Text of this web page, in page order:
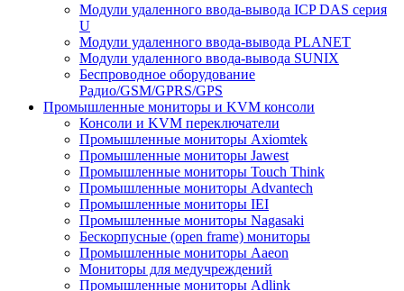
Модули удаленного ввода-вывода ICP DAS серия
U
Модули удаленного ввода-вывода PLANET
Модули удаленного ввода-вывода SUNIX
Беспроводное оборудование
Радио/GSM/GPRS/GPS
Промышленные мониторы и KVM консоли
Консоли и KVM переключатели
Промышленные мониторы Axiomtek
Промышленные мониторы Jawest
Промышленные мониторы Touch Think
Промышленные мониторы Advantech
Промышленные мониторы IEI
Промышленные мониторы Nagasaki
Бескорпусные (open frame) мониторы
Промышленные мониторы Aaeon
Мониторы для медучреждений
Промышленные мониторы Adlink